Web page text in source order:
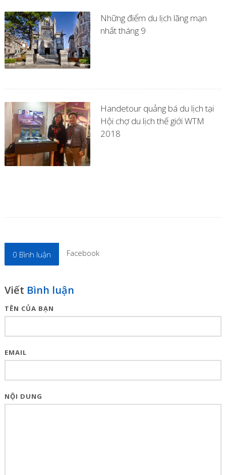
Những điểm du lịch lãng mạn
nhất tháng 9
Handetour quảng bá du lịch tại
Hội chợ du lịch thế giới WTM
2018
0 Bình luận Facebook
Viết Bình luận
TÊN CỦA BẠN
EMAIL
NỘI DUNG